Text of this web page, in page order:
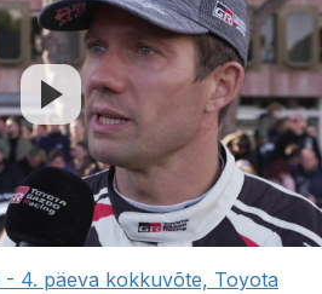
4. päeva kokkuvõte, Toyota